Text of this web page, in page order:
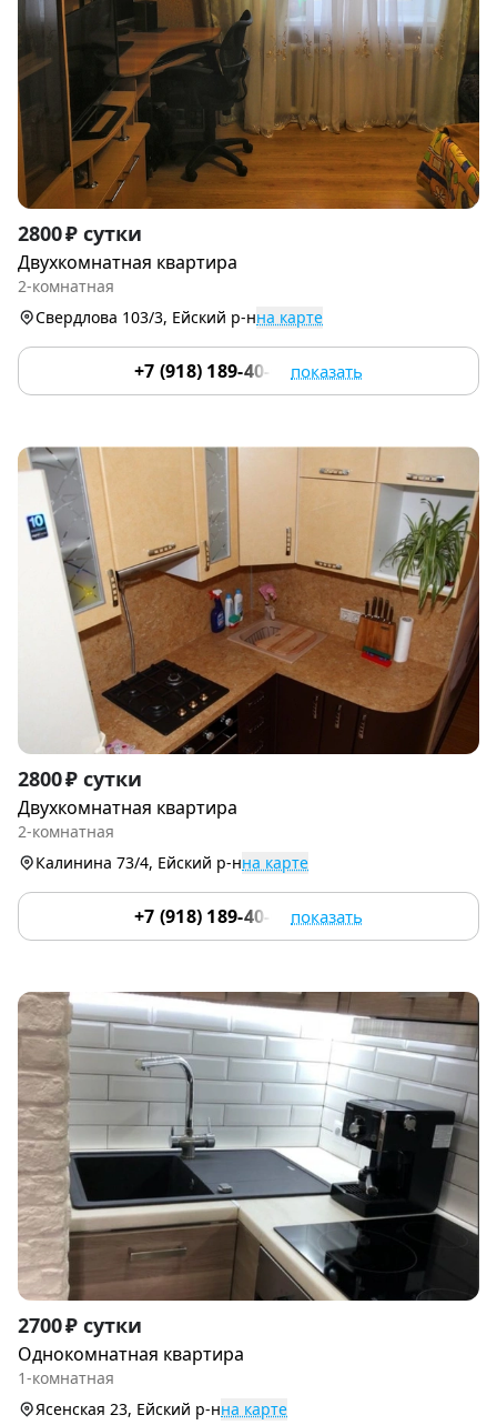
Item
1
of
2800 ₽ сутки
Двухкомнатная квартира
2-комнатная
Свердлова 103/3, Ейский р-нна карте
+7 (918) 189-40-06 показать
Item
1
of
2800 ₽ сутки
Двухкомнатная квартира
2-комнатная
Калинина 73/4, Ейский р-нна карте
+7 (918) 189-40-06 показать
Item
1
of
6
2700 ₽ сутки
Однокомнатная квартира
1-комнатная
Ясенская 23, Ейский р-нна карте